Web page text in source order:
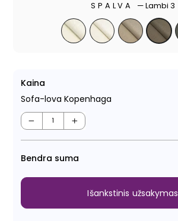
SPALVA —Lambi 3
Kaina
Sofa-lova Kopenhaga
− +
Bendra suma
Išankstinis užsakymas